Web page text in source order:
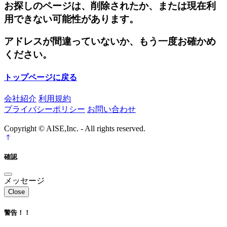
お探しのページは、削除されたか、または現在利
用できない可能性があります。
アドレスが間違っていないか、もう一度お確かめ
ください。
トップページに戻る
会社紹介 利用規約
プライバシーポリシー お問い合わせ
Copyright © AISE,Inc. - All rights reserved.
確認
メッセージ
Close
警告！！